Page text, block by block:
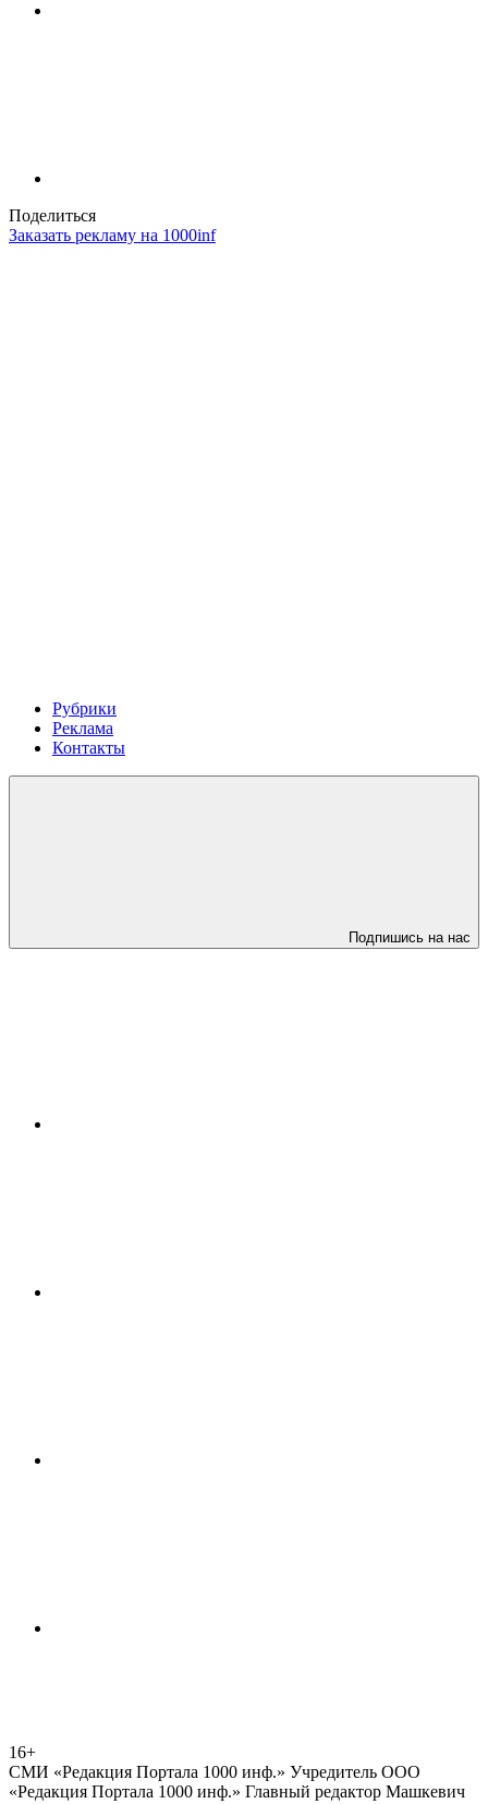
Поделиться
Заказать рекламу на 1000inf
Рубрики
Реклама
Контакты
Подпишись на нас
16+
СМИ «Редакция Портала 1000 инф.» Учредитель ООО
«Редакция Портала 1000 инф.» Главный редактор Машкевич